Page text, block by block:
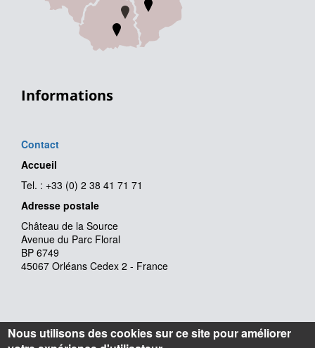
Informations
Contact
Accueil
Tel. : +33 (0) 2 38 41 71 71
Adresse postale
Château de la Source
Avenue du Parc Floral
BP 6749
45067 Orléans Cedex 2 - France
Nous utilisons des cookies sur ce site pour améliorer